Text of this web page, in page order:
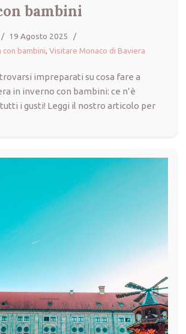
bambini
19 Agosto 2025
con bambini, Visitare Monaco di Baviera
impreparati su cosa fare a
in inverno con bambini: ce n’è
i gusti! Leggi il nostro articolo per